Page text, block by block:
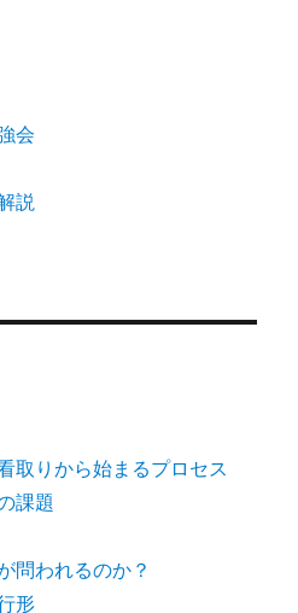
会
説
りから始まるプロセス
課題
問われるのか？
形